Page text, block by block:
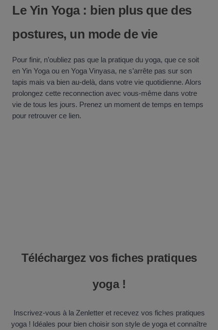
Le Yin Yoga : bien plus que des
postures, un mode de vie
Pour finir, n’oubliez pas que la pratique du yoga, que ce soit
en Yin Yoga ou en Yoga Vinyasa, ne s’arrête pas sur son
tapis mais va bien au-delà, dans votre vie quotidienne. Alors
prolongez cette reconnection avec vous-même dans votre
vie de tous les jours. Prenez un moment de temps en temps
pour retrouver ce lien.
Téléchargez vos fiches pratiques
yoga !
Inscrivez-vous à la Zenletter et recevez vos fiches pratiques
yoga ! Idéales pour bien choisir son style de yoga et connaître